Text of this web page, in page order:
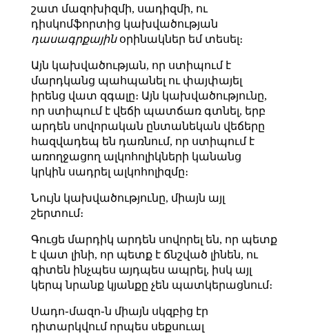
շատ մազոխիզմի, սադիզմի, ու
դիսկոմֆորտից կախվածության
դասագրքայինօրինակներ եմ տեսել։
Այն կախվածության, որ ստիպում է
մարդկանց պահպանել ու փայփայել
իրենց վատ զգալը։ Այն կախվածությունը,
որ ստիպում է վեճի պատճառ գտնել, երբ
արդեն սովորական ընտանեկան վեճերը
հազվադեպ են դառնում, որ ստիպում է
առողջացող ալկոհոլիկների կանանց
կրկին սադրել ալկոհոլիզմը։
Նույն կախվածությունը, միայն այլ
շերտում։
Գուցե մարդիկ արդեն սովորել են, որ պետք
է վատ լինի, որ պետք է ճնշված լինեն, ու
գիտեն ինչպես այդպես ապրել, իսկ այլ
կերպ նրանք կյանքը չեն պատկերացնում։
Սադո֊մազո֊ն միայն սկզբից էր
դիտարկվում որպես սեքսուալ